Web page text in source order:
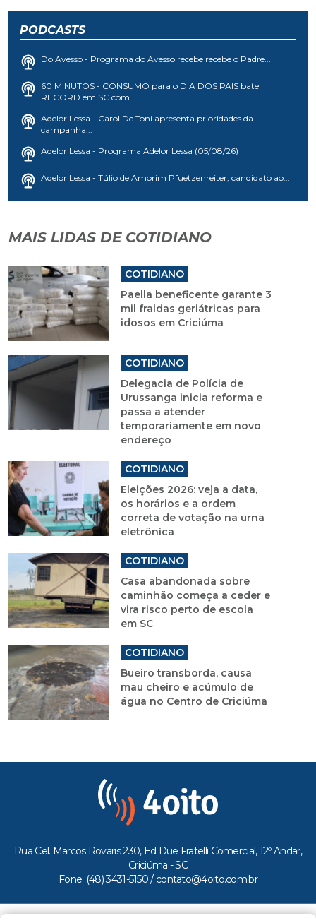
PODCASTS
Do Avesso - Programa do Avesso recebe recebe o Padre...
60 MINUTOS - CONSUMO para o DIA DOS PAIS bate
RECORD em SC com...
Adelor Lessa - Carol De Toni apresenta prioridades da
campanha...
Adelor Lessa - Programa Adelor Lessa (05/08/26)
Adelor Lessa - Túlio de Amorim Pfuetzenreiter, candidato ao...
MAIS LIDAS DE COTIDIANO
COTIDIANO
Paella beneficente garante 3
mil fraldas geriátricas para
idosos em Criciúma
COTIDIANO
Delegacia de Polícia de
Urussanga inicia reforma e
passa a atender
temporariamente em novo
endereço
COTIDIANO
Eleições 2026: veja a data,
os horários e a ordem
correta de votação na urna
eletrônica
COTIDIANO
Casa abandonada sobre
caminhão começa a ceder e
vira risco perto de escola
em SC
COTIDIANO
Bueiro transborda, causa
mau cheiro e acúmulo de
água no Centro de Criciúma
Rua Cel. Marcos Rovaris 230, Ed Due Fratelli Comercial, 12º Andar,
Criciúma - SC
Fone: (48) 3431-5150 / contato@4oito.com.br